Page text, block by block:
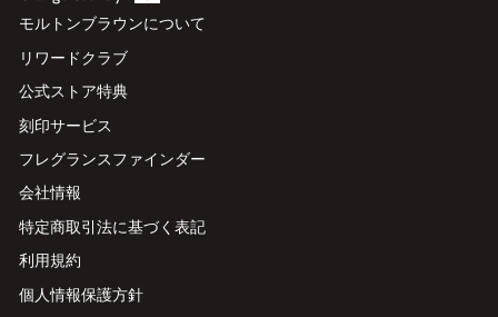
モルトンブラウンについて
リワードクラブ
公式ストア特典
刻印サービス
フレグランスファインダー
会社情報
特定商取引法に基づく表記
利用規約
個人情報保護方針